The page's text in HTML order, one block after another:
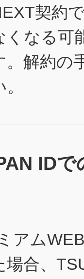
契約
くなる可
。解約の
IDで
アム
場合、